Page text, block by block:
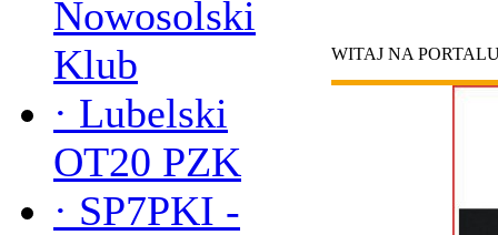
Nowosolski
Klub
· Lubelski
OT20 PZK
· SP7PKI -
WITAJ NA